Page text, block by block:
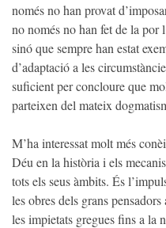
només no han provat
no només no han fet de la por
sinó que sempre han estat
d’adaptació a les
suficient per concloure que
parteixen del mateix
M’ha interessat molt més
Déu en la història i els
tots els seus àmbits. És
les obres dels grans
les impietats gregues fins a la